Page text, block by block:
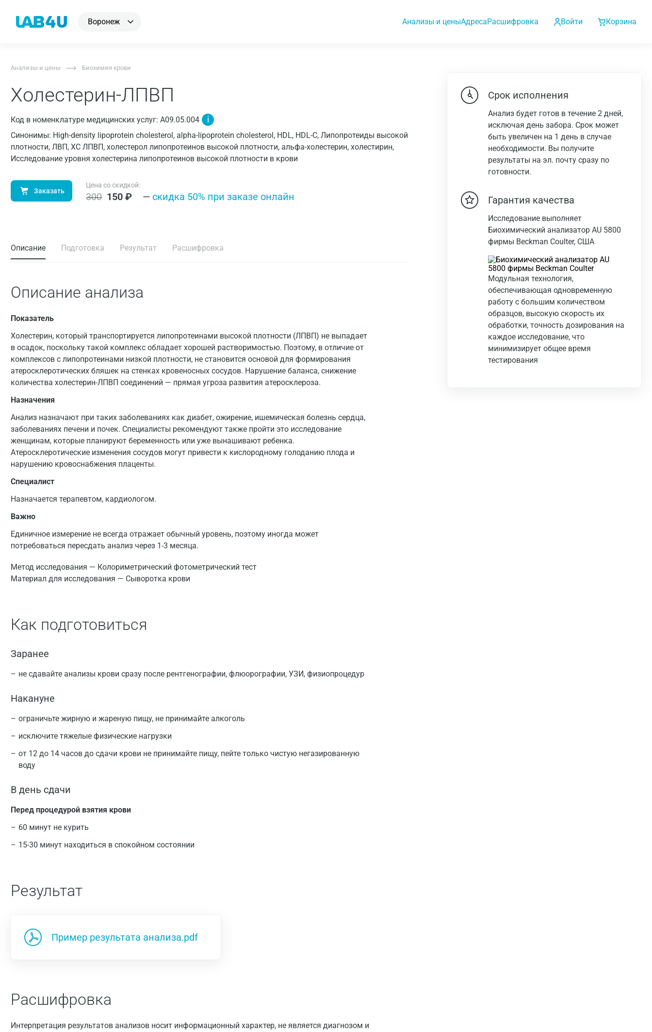
Воронеж Анализы и ценыАдресаРасшифровка Войти Корзина
Анализы и цены Биохимия крови
Холестерин-ЛПВП
Код в номенклатуре медицинских услуг: A09.05.004 i
Синонимы: High-density lipoprotein cholesterol, alpha-lipoprotein cholesterol, HDL, HDL-C, Липопротеиды высокой
плотности, ЛВП, ХС ЛПВП, холестерол липопротеинов высокой плотности, альфа-холестерин, холестирин,
Исследование уровня холестерина липопротеинов высокой плотности в крови
Заказать
Цена со скидкой:
300 150 ₽ — cкидка 50% при заказе онлайн
Описание Подготовка Результат Расшифровка
Описание анализа
Показатель
Холестерин, который транспортируется липопротеинами высокой плотности (ЛПВП) не выпадает
в осадок, поскольку такой комплекс обладает хорошей растворимостью. Поэтому, в отличие от
комплексов с липопротеинами низкой плотности, не становится основой для формирования
атеросклеротических бляшек на стенках кровеносных сосудов. Нарушение баланса, снижение
количества холестерин-ЛПВП соединений — прямая угроза развития атеросклероза.
Назначения
Анализ назначают при таких заболеваниях как диабет, ожирение, ишемическая болезнь сердца,
заболеваниях печени и почек. Специалисты рекомендуют также пройти это исследование
женщинам, которые планируют беременность или уже вынашивают ребенка.
Атеросклеротические изменения сосудов могут привести к кислородному голоданию плода и
нарушению кровоснабжения плаценты.
Специалист
Назначается терапевтом, кардиологом.
Важно
Единичное измерение не всегда отражает обычный уровень, поэтому иногда может
потребоваться пересдать анализ через 1-3 месяца.
Метод исследования — Колориметрический фотометрический тест
Материал для исследования — Сыворотка крови
Как подготовиться
Заранее
не сдавайте анализы крови сразу после рентгенографии, флюорографии, УЗИ, физиопроцедур
Накануне
ограничьте жирную и жареную пищу, не принимайте алкоголь
исключите тяжелые физические нагрузки
от 12 до 14 часов до сдачи крови не принимайте пищу, пейте только чистую негазированную
воду
В день сдачи
Перед процедурой взятия крови
60 минут не курить
15-30 минут находиться в спокойном состоянии
Результат
Пример результата анализа.pdf
Расшифровка
Интерпретация результатов анализов носит информационный характер, не является диагнозом и
Срок исполнения
Анализ будет готов в течение 2 дней,
исключая день забора. Срок может
быть увеличен на 1 день в случае
необходимости. Вы получите
результаты на эл. почту сразу по
готовности.
Гарантия качества
Исследование выполняет
Биохимический анализатор AU 5800
фирмы Beckman Coulter, США
Модульная технология,
обеспечивающая одновременную
работу с большим количеством
образцов, высокую скорость их
обработки, точность дозирования на
каждое исследование, что
минимизирует общее время
тестирования